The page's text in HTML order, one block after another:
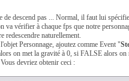
de descend pas ... Normal, il faut lui
va vérifier à chaque fps que notre
redescendre naturellement.
Personnage, ajoutez comme Event "
on met la gravité à 0, si FALSE alors
devriez obtenir ceci :